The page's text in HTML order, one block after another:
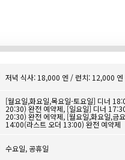
저녁 식사: 18,000 엔 / 런치: 12,000 엔
[월요일,화요일,목요일-토요일] 디너
20:30) 완전 예약제, [일요일] 디너
20:30) 완전 에약제, [월요일,화요일,금
14:00(라스트 오더 13:00) 완전 예약제
수요일, 공휴일